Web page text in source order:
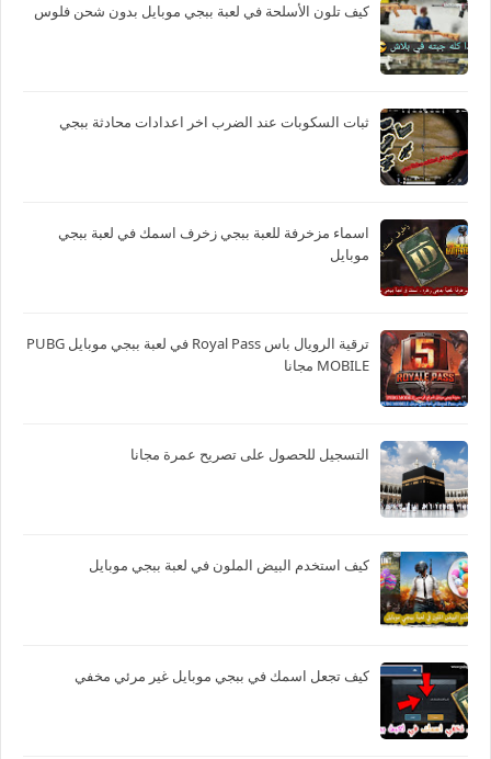
كيف تلون الأسلحة في لعبة ببجي موبايل بدون شحن فلوس
ثبات السكوبات عند الضرب اخر اعدادات محادثة ببجي
اسماء مزخرفة للعبة ببجي زخرف اسمك في لعبة ببجي
موبايل
ترقية الرويال باس Royal Pass في لعبة ببجي موبايل PUBG
MOBILE مجانا
التسجيل للحصول على تصريح عمرة مجانا
كيف استخدم البيض الملون في لعبة ببجي موبايل
كيف تجعل اسمك في ببجي موبايل غير مرئي مخفي